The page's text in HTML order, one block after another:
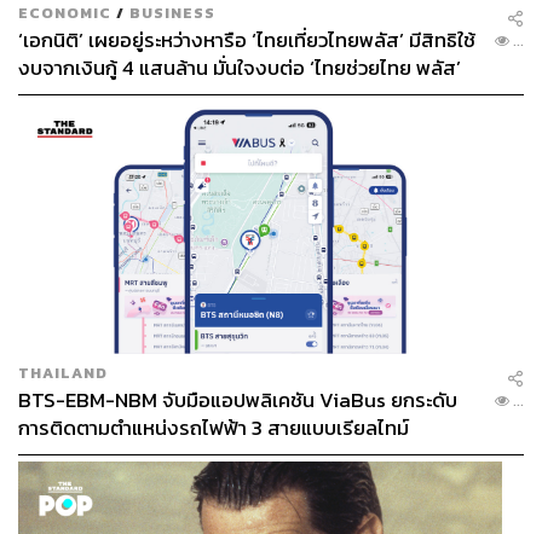
ECONOMIC / BUSINESS
‘เอกนิติ’ เผยอยู่ระหว่างหารือ ‘ไทยเที่ยวไทยพลัส’ มีสิทธิใช้
งบจากเงินกู้ 4 แสนล้าน มั่นใจงบต่อ ‘ไทยช่วยไทย พลัส’
เฟส 2 มีเพียงพอ
...
THAILAND
BTS-EBM-NBM จับมือแอปพลิเคชัน ViaBus ยกระดับ
การติดตามตำแหน่งรถไฟฟ้า 3 สายแบบเรียลไทม์
...